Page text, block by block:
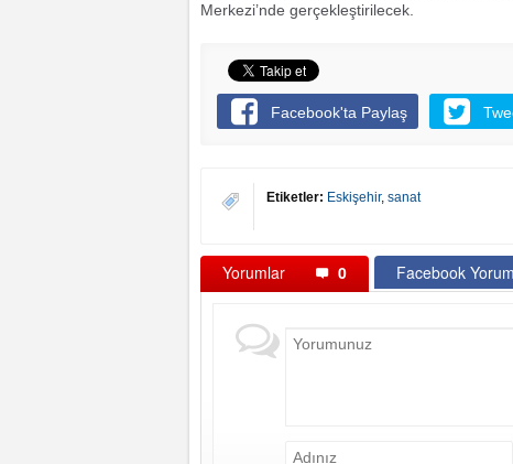
Merkezi’nde gerçekleştirilecek.
Facebook'ta Paylaş
Etiketler: Eskişehir, sanat
Yorumlar 0 Facebook